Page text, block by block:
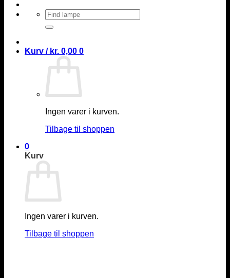
Søg
efter:
Kurv / kr. 0,00 0
Ingen varer i kurven.
Tilbage til shoppen
0
Kurv
Ingen varer i kurven.
Tilbage til shoppen